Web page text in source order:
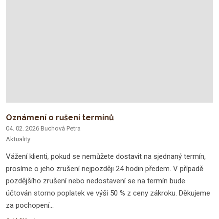
Oznámení o rušení termínů
04. 02. 2026 Buchová Petra
Aktuality
Vážení klienti, pokud se nemůžete dostavit na sjednaný termín,
prosíme o jeho zrušení nejpozději 24 hodin předem. V případě
pozdějšího zrušení nebo nedostavení se na termín bude
účtován storno poplatek ve výši 50 % z ceny zákroku. Děkujeme
za pochopení...